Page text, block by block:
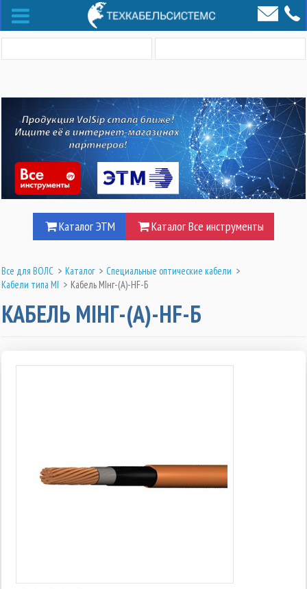
Каталог ЭТМ Каталог Все инструменты
Все для ВОЛС > Каталог > Специальные оптические кабели >
Кабели типа MI > Кабель MIнг-(А)-HF-Б
КАБЕЛЬ MIНГ-(А)-HF-Б